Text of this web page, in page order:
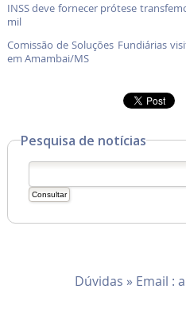
INSS deve fornecer prótese
mil
Comissão de Soluções Fundiárias
em Amambai/MS
Pesquisa de notícias
Dúvidas » Email :